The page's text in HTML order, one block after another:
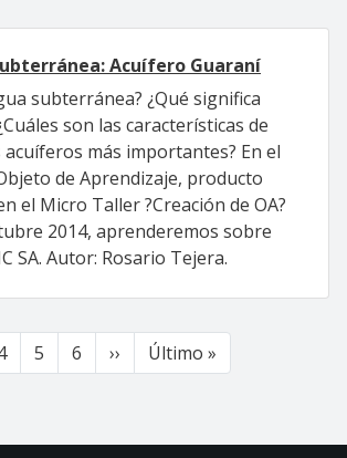
Acuífero Guaraní
subterránea? ¿Qué significa
son las características de
acuíferos más importantes? En el
de Aprendizaje, producto
el Micro Taller ?Creación de OA?
2014, aprenderemos sobre
SA. Autor: Rosario Tejera.
5 6 ›› Siguiente página
Último »